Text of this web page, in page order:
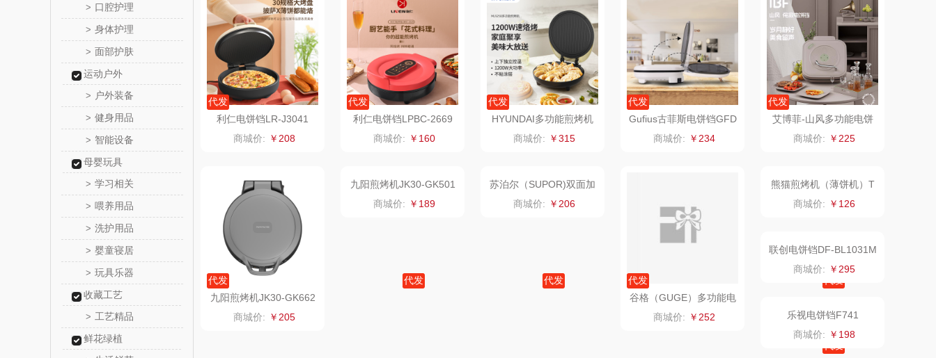
> 口腔护理
> 身体护理
> 面部护肤
运动户外
> 户外装备
> 健身用品
> 智能设备
母婴玩具
> 学习相关
> 喂养用品
> 洗护用品
> 婴童寝居
> 玩具乐器
收藏工艺
> 工艺精品
鲜花绿植
三头鹰 博牌 kaco 吉潮瑞鲜
棉芽 伊莱克斯 绿鼻子 乐扣乐扣（箱包杯
壶）
海信 乐美雅（餐具类）
飞利浦（音频类） 珍视明 康恩贝 WENGER/威戈 Alluflon阿路弗仑 爱仕达
悠米UURMI 冈州故事 卜珂
喜临门
朱炳仁铜 南方寝饰
瓷咖什
电）
传应 康巴赫（包销款） 元黍
代发
利仁电饼铛LR-J3041
商城价: ￥208
代发
利仁电饼铛LPBC-2669
商城价: ￥160
代发
HYUNDAI多功能煎烤机
ML9258
商城价: ￥315
代发
Gufius古菲斯电饼铛GFD
C-7328
商城价: ￥234
代发
艾博菲-山风多功能电饼
铛IBFD-088
商城价: ￥225
代发
九阳煎烤机JK30-GK662
商城价: ￥205
代发
谷格（GUGE）多功能电
饼铛G982
商城价: ￥252
RBBJ01
商城价: ￥126